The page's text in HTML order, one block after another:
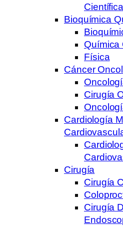
Científica
Bioquímica
Química
Física
Cáncer
Cirugía
Cardiología
Cirugía
Cirugía
Cirugía